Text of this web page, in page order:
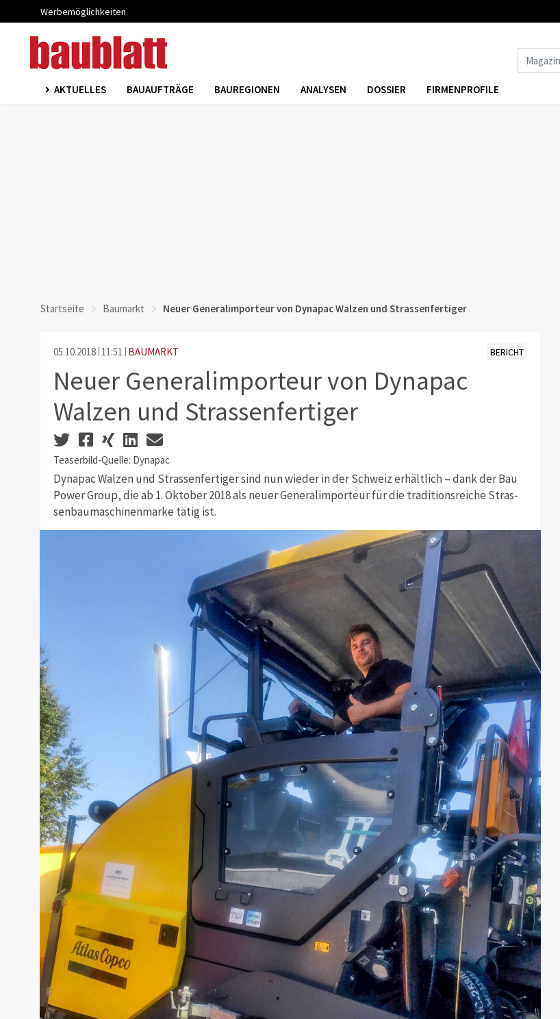
Werbemöglichkeiten
AKTUELLES BAUAUFTRÄGE BAUREGIONEN ANALYSEN DOSSIER FIRMENPROFILE
Startseite Baumarkt Neuer Generalimporteur von Dynapac Walzen und Strassenfertiger
05.10.2018 11:51 BAUMARKT BERICHT
Neuer Generalimporteur von Dynapac
Walzen und Strassenfertiger
Teaserbild-Quelle: Dynapac
Dynapac Walzen und Strassenfertiger sind nun wieder in der Schweiz erhältlich – dank der Bau
Power Group, die ab 1. Oktober 2018 als neuer Generalimporteur für die traditionsreiche Stras­
senbaumaschinenmarke tätig ist.